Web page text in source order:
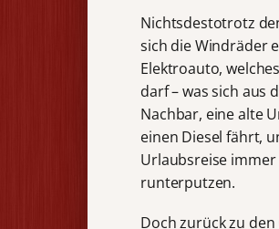
Nichtsdestotrotz
sich die Windräder
Elektroauto,
darf – was sich aus
Nachbar, eine alte
einen Diesel fährt,
Urlaubsreise
runterputzen.
Doch zurück zu